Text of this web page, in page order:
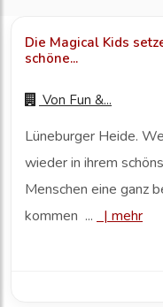
Die Magical Kids
schöne...
Von Fun &...
Lüneburger Heide.
wieder in ihrem
Menschen eine ganz
kommen ...
| mehr